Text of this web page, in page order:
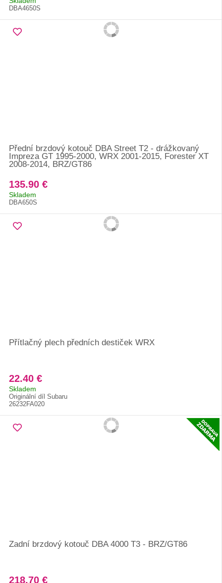
DBA4650S
Přední brzdový kotouč DBA Street T2 - drážkovaný
Impreza GT 1995-2000, WRX 2001-2015, Forester XT
2008-2014, BRZ/GT86
135.90 €
Skladem
DBA650S
Přítlačný plech předních destiček WRX
22.40 €
Skladem
Originální díl Subaru
26232FA020
Zadní brzdový kotouč DBA 4000 T3 - BRZ/GT86
218.70 €